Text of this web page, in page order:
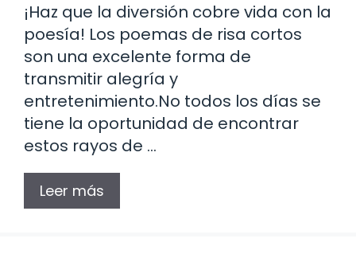
¡Haz que la diversión cobre vida con la
poesía! Los poemas de risa cortos
son una excelente forma de
transmitir alegría y
entretenimiento.No todos los días se
tiene la oportunidad de encontrar
estos rayos de …
Leer más